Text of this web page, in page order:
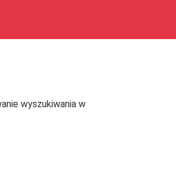
wyszukiwania w